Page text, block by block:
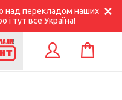
над перекладом наших
і тут все Україна!
КОРЗИНА